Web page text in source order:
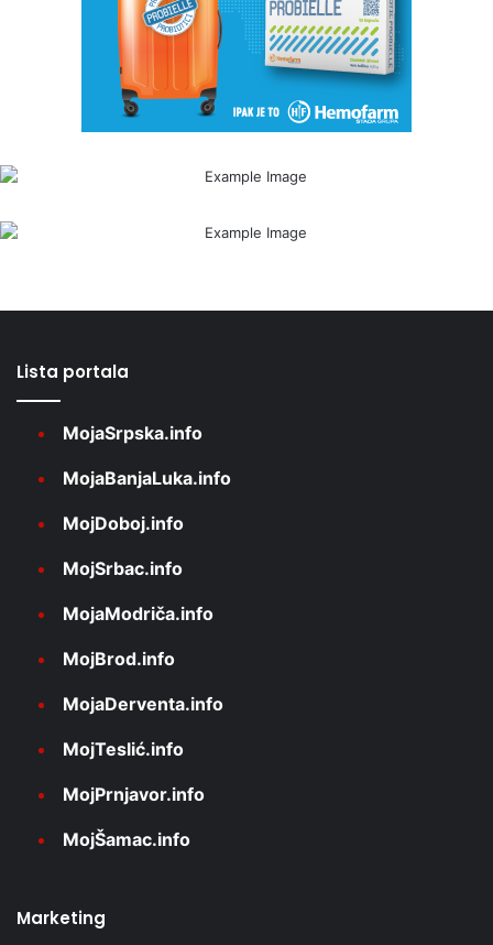
Lista portala
MojaSrpska.info
MojaBanjaLuka.info
MojDoboj.info
MojSrbac.info
MojaModriča.info
MojBrod.info
MojaDerventa.info
MojTeslić.info
MojPrnjavor.info
MojŠamac.info
Marketing